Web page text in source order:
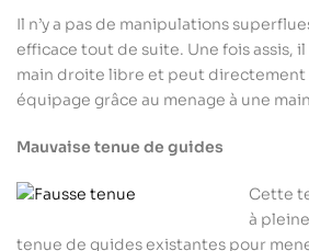
Il n’y a pas de manipulations
efficace tout de suite. Une fois assis,
main droite libre et peut directement
équipage grâce au menage à une
Mauvaise tenue de guides
Cette
à
tenue de guides existantes pour